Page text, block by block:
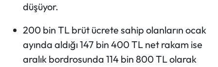
düşüyor.
200 bin TL brüt ücrete sahip olanların ocak
ayında aldığı 147 bin 400 TL net rakam ise
aralık bordrosunda 114 bin 800 TL olarak